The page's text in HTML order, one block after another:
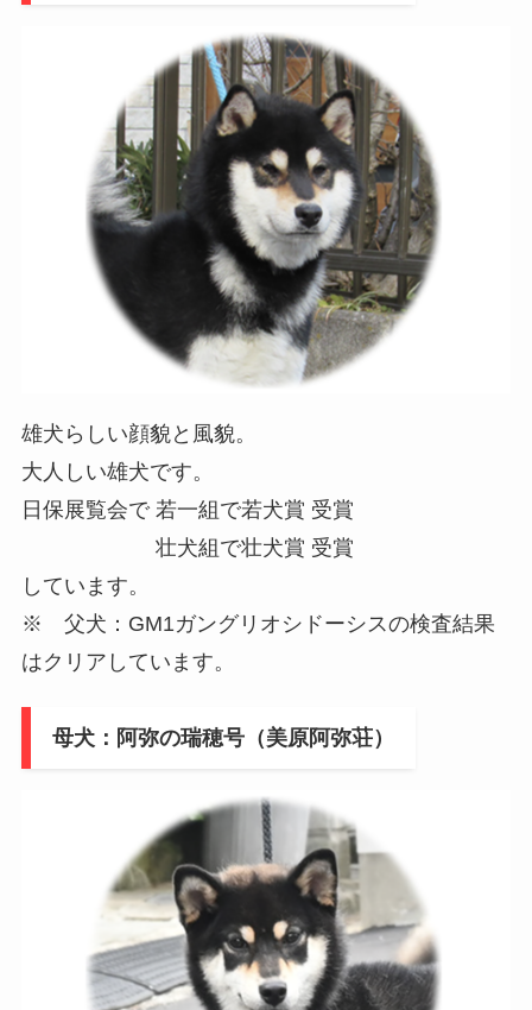
雄犬らしい顔貌と風貌。
大人しい雄犬です。
日保展覧会で 若一組で若犬賞 受賞
壮犬組で壮犬賞 受賞
しています。
※ 父犬：GM1ガングリオシドーシスの検査結果
はクリアしています。
母犬：阿弥の瑞穂号（美原阿弥荘）